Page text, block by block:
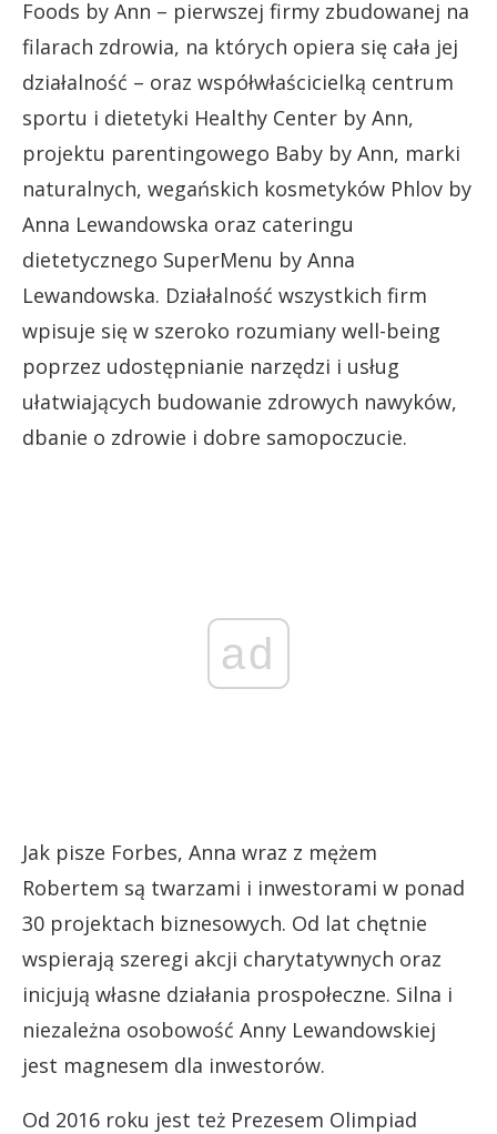
Foods by Ann – pierwszej firmy zbudowanej na
filarach zdrowia, na których opiera się cała jej
działalność – oraz współwłaścicielką centrum
sportu i dietetyki Healthy Center by Ann,
projektu parentingowego Baby by Ann, marki
naturalnych, wegańskich kosmetyków Phlov by
Anna Lewandowska oraz cateringu
dietetycznego SuperMenu by Anna
Lewandowska. Działalność wszystkich firm
wpisuje się w szeroko rozumiany well-being
poprzez udostępnianie narzędzi i usług
ułatwiających budowanie zdrowych nawyków,
dbanie o zdrowie i dobre samopoczucie.
ad
Jak pisze Forbes, Anna wraz z mężem
Robertem są twarzami i inwestorami w ponad
30 projektach biznesowych. Od lat chętnie
wspierają szeregi akcji charytatywnych oraz
inicjują własne działania prospołeczne. Silna i
niezależna osobowość Anny Lewandowskiej
jest magnesem dla inwestorów.
Od 2016 roku jest też Prezesem Olimpiad